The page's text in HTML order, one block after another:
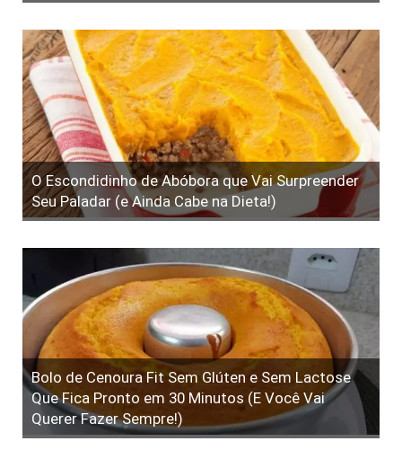
O Escondidinho de Abóbora que Vai Surpreender
Seu Paladar (e Ainda Cabe na Dieta!)
Bolo de Cenoura Fit Sem Glúten e Sem Lactose
Que Fica Pronto em 30 Minutos (E Você Vai
Querer Fazer Sempre!)